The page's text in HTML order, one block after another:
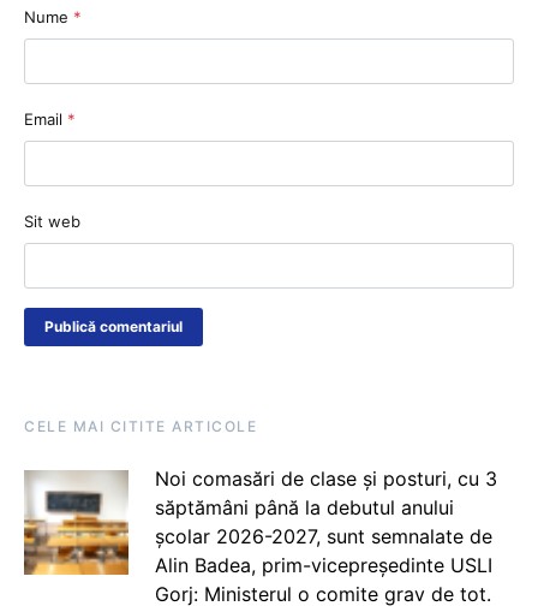
Nume *
Email *
Sit web
CELE MAI CITITE ARTICOLE
Noi comasări de clase și posturi, cu 3
săptămâni până la debutul anului
școlar 2026-2027, sunt semnalate de
Alin Badea, prim-vicepreședinte USLI
Gorj: Ministerul o comite grav de tot.